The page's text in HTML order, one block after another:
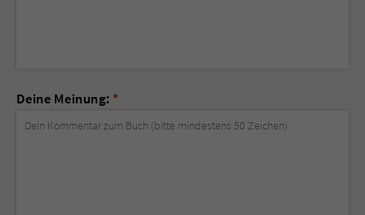
Deine Meinung: *